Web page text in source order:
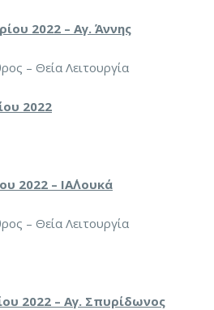
2022 – Αγ. Άννης
– Θεία Λειτουργία
2022
2022 – ΙΑ΄Λουκά
– Θεία Λειτουργία
2022 – Αγ. Σπυρίδωνος